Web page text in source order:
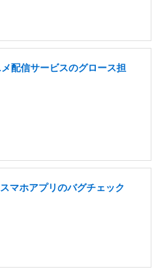
配信サービスのグロース担
マホアプリのバグチェック